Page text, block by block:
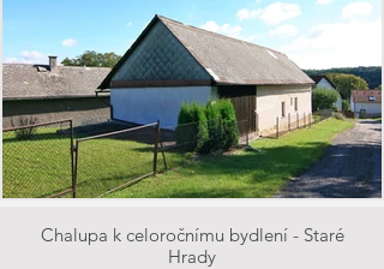
Chalupa k celoročnímu bydlení - Staré
Hrady